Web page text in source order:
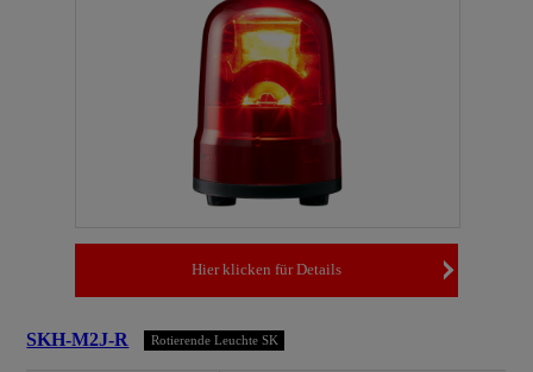
Hier klicken für Details
SKH-M2J-R Rotierende Leuchte SK